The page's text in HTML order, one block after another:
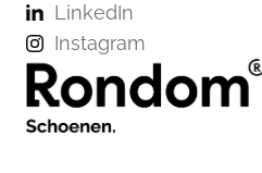
LinkedIn
Instagram